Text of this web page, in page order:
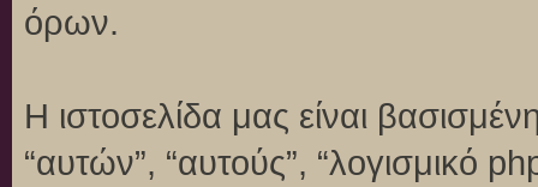
όρων.
Η ιστοσελίδα μας είναι
“αυτών”, “αυτούς”, “λογισμικό